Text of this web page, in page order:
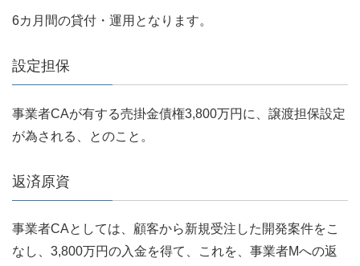
6カ月間の貸付・運用となります。
設定担保
事業者CAが有する売掛金債権3,800万円に、譲渡担保設定
が為される、とのこと。
返済原資
事業者CAとしては、顧客から新規受注した開発案件をこ
なし、3,800万円の入金を得て、これを、事業者Mへの返